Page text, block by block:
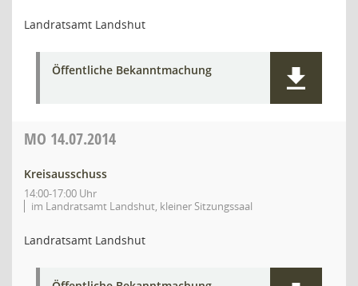
Landratsamt Landshut
Öffentliche Bekanntmachung
MO 14.07.2014
Kreisausschuss
14:00-17:00 Uhr
im Landratsamt Landshut, kleiner Sitzungssaal
Landratsamt Landshut